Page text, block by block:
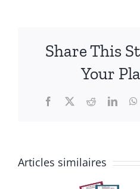
Share This
Your
Facebook
X Reddit
Articles similaires